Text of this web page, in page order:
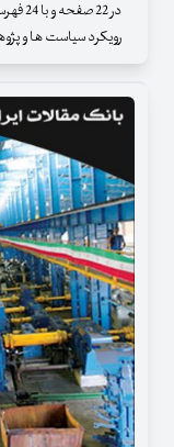
در
رویکرد سیاست ها و